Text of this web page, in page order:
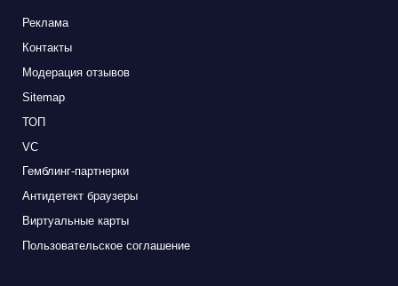
Реклама
Контакты
Модерация отзывов
Sitemap
ТОП
VC
Гемблинг-партнерки
Антидетект браузеры
Виртуальные карты
Пользовательское соглашение